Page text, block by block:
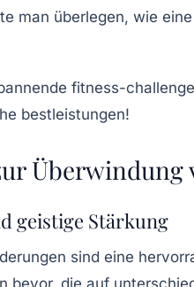
man überlegen, wie
geistige Stärkung
sind eine
bevor, die auf